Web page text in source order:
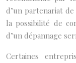
d’un partenariat
la possibilité de
d’un dépannage
Certaines